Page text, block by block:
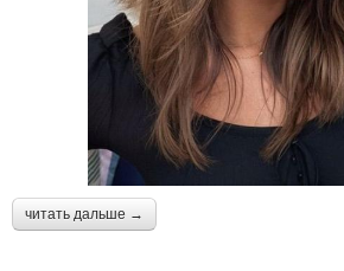
читать дальше →